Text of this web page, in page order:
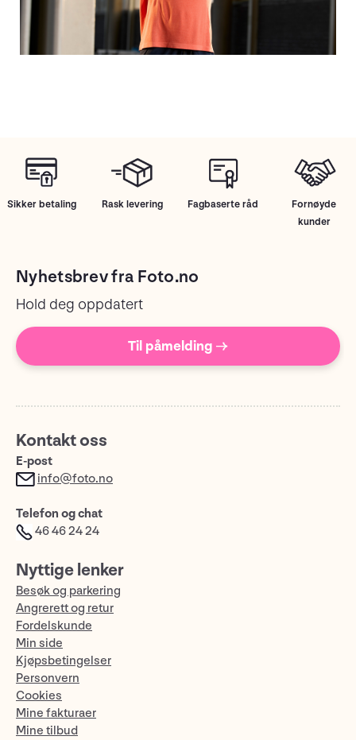
Sikker betaling Rask levering Fagbaserte råd
Fornøyde
kunder
Nyhetsbrev fra Foto.no
Hold deg oppdatert
Til påmelding →
Kontakt oss
E-post
info@foto.no
Telefon og chat
46 46 24 24
Nyttige lenker
Besøk og parkering
Angrerett og retur
Fordelskunde
Min side
Kjøpsbetingelser
Personvern
Cookies
Mine fakturaer
Mine tilbud